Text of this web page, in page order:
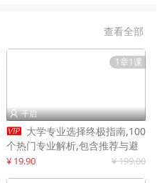
查看全部
1章1课
 千启
 大学专业选择终极指南,100
个热门专业解析,包含推荐与避
雷实用建议
¥ 19.90 ¥ 199.00